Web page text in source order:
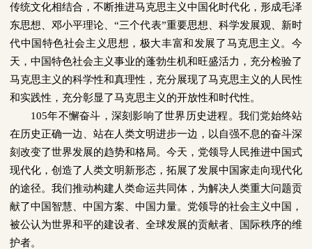
传统文化相结合，不断推进马克思主义中国化时代化，形成毛泽
东思想、邓小平理论、“三个代表”重要思想、科学发展观、新时
代中国特色社会主义思想，极大丰富和发展了马克思主义。今
天，中国特色社会主义事业的蓬勃生机和旺盛活力，充分检验了
马克思主义的科学性和真理性，充分展现了马克思主义的人民性
和实践性，充分彰显了马克思主义的开放性和时代性。
105年不懈奋斗，深刻影响了世界历史进程。我们党始终站
在历史正确一边、站在人类文明进步一边，以自强不息的奋斗深
刻改变了世界发展的趋势和格局。今天，党领导人民推进中国式
现代化，创造了人类文明新形态，拓展了发展中国家走向现代化
的途径。我们推动构建人类命运共同体，为解决人类重大问题贡
献了中国智慧、中国方案、中国力量。党领导的社会主义中国，
被公认为世界和平的建设者、全球发展的贡献者、国际秩序的维
护者。